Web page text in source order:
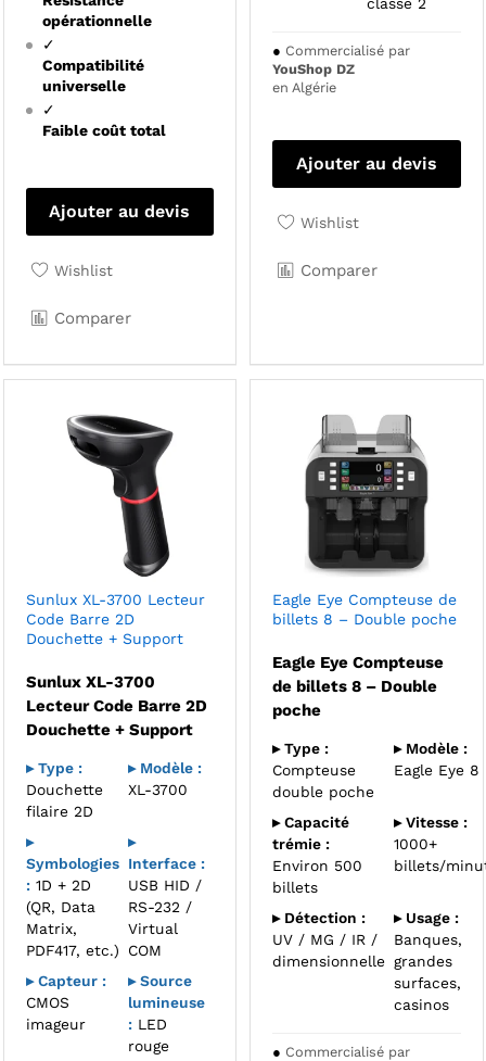
opérationnelle
✓
Compatibilité
universelle
✓
Faible coût total
Ajouter au devis
Wishlist
Comparer
● Commercialisé par
YouShop DZ
en Algérie
Ajouter au devis
Wishlist
Comparer
Sunlux XL-3700 Lecteur
Code Barre 2D
Douchette + Support
Sunlux XL-3700
Lecteur Code Barre 2D
Douchette + Support
▸ Type :
Douchette
filaire 2D
▸ Modèle :
XL-3700
▸
Symbologies
:1D + 2D
(QR, Data
Matrix,
PDF417, etc.)
▸
Interface :
USB HID /
RS-232 /
Virtual
COM
▸ Capteur :
CMOS
imageur
▸ Source
lumineuse
:LED
rouge
Eagle Eye Compteuse de
billets 8 – Double poche
Eagle Eye Compteuse
de billets 8 – Double
poche
▸ Type :
Compteuse
double poche
▸ Modèle :
Eagle Eye 8
▸ Capacité
trémie :
Environ 500
billets
▸ Vitesse :
1000+
billets/
▸ Détection :
UV / MG / IR /
dimensionnelle
▸ Usage :
Banques,
grandes
surfaces,
casinos
● Commercialisé par